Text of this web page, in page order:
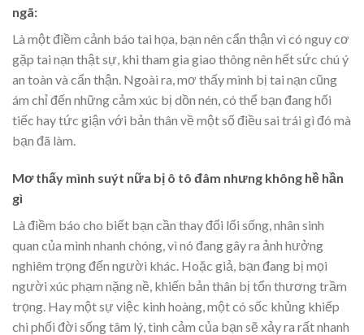
ngã:
Là một điềm cảnh báo tai họa, bạn nên cẩn thận vì có nguy cơ
gặp tai nạn thật sự, khi tham gia giao thông nên hết sức chú ý
an toàn và cẩn thận. Ngoài ra, mơ thấy mình bị tai nạn cũng
ám chỉ đến những cảm xúc bị dồn nén, có thể bạn đang hối
tiếc hay tức giận với bản thân về một số điều sai trái gì đó mà
bạn đã làm.
Mơ thấy mình suýt nữa bị ô tô đâm nhưng không hề hần
gì
Là điềm báo cho biết bạn cần thay đổi lối sống, nhân sinh
quan của mình nhanh chóng, vì nó đang gây ra ảnh hưởng
nghiêm trọng đến người khác. Hoặc giả, bạn đang bị mọi
người xúc phạm nặng nề, khiến bản thân bị tổn thương trầm
trọng. Hay một sự việc kinh hoàng, một có sốc khủng khiếp
chi phối đời sống tâm lý, tình cảm của bạn sẽ xảy ra rất nhanh